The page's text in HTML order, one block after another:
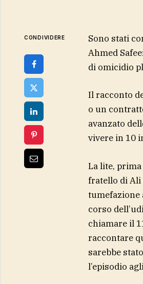
CONDIVIDERE
Sono stati
Ahmed
di omicidio
Il racconto
o un
avanzato
vivere in 10
La lite,
fratello di Ali
tumefazione
corso
chiamare il
raccontare
sarebbe
l’episodio